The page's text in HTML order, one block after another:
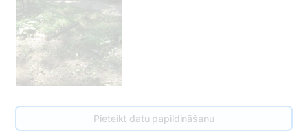
Pieteikt datu papildināšanu